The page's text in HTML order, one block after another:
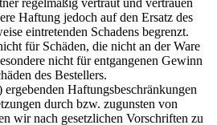
Haftung jedoch auf den Ersatz des
eintretenden Schadens begrenzt.
für Schäden, die nicht an der Ware
nicht für entgangenen Gewinn
des Bestellers.
Haftungsbeschränkungen
durch bzw. zugunsten von
wir nach gesetzlichen Vorschriften zu